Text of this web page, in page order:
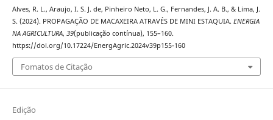
Alves, R. L., Araujo, I. S. J. de, Pinheiro Neto, L. G., Fernandes, J. A. B., & Lima, J.
S. (2024). PROPAGAÇÃO DE MACAXEIRA ATRAVÉS DE MINI ESTAQUIA. ENERGIA
NA AGRICULTURA, 39(publicação contínua), 155–160.
https://doi.org/10.17224/EnergAgric.2024v39p155-160
Fomatos de Citação
Edição